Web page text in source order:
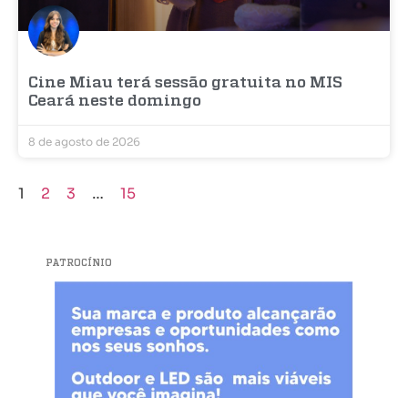
Cine Miau terá sessão gratuita no MIS
Ceará neste domingo
8 de agosto de 2026
1 2 3 … 15
PATROCÍNIO